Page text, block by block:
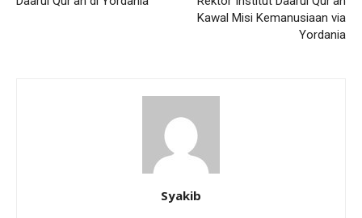
Kawal Misi Kemanusiaan via
Yordania
Syakib